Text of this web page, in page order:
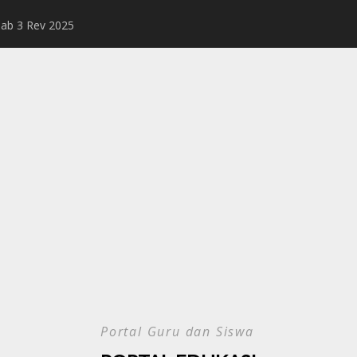
3 Rev 2025 Rangkuman
Portal Guru dan Siswa